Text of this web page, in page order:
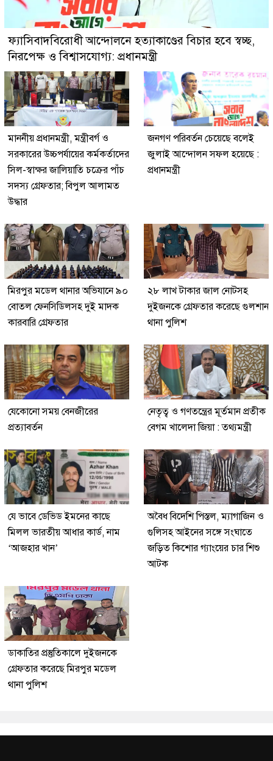
ফ্যাসিবাদবিরোধী আন্দোলনে হত্যাকাণ্ডের বিচার হবে স্বচ্ছ,
নিরপেক্ষ ও বিশ্বাসযোগ্য: প্রধানমন্ত্রী
মাননীয় প্রধানমন্ত্রী, মন্ত্রীবর্গ ও
সরকারের উচ্চপর্যায়ের কর্মকর্তাদের
সিল-স্বাক্ষর জালিয়াতি চক্রের পাঁচ
সদস্য গ্রেফতার; বিপুল আলামত
উদ্ধার
জনগণ পরিবর্তন চেয়েছে বলেই
জুলাই আন্দোলন সফল হয়েছে :
প্রধানমন্ত্রী
মিরপুর মডেল থানার অভিযানে ৯০
বোতল ফেনসিডিলসহ দুই মাদক
কারবারি গ্রেফতার
২৮ লাখ টাকার জাল নোটসহ
দুইজনকে গ্রেফতার করেছে গুলশান
থানা পুলিশ
যেকোনো সময় বেনজীরের
প্রত্যাবর্তন
নেতৃত্ব ও গণতন্ত্রের মূর্তমান প্রতীক
বেগম খালেদা জিয়া : তথ্যমন্ত্রী
যে ভাবে ডেভিড ইমনের কাছে
মিলল ভারতীয় আধার কার্ড, নাম
‘আজহার খান’
অবৈধ বিদেশি পিস্তল, ম্যাগাজিন ও
গুলিসহ আইনের সঙ্গে সংঘাতে
জড়িত কিশোর গ্যাংয়ের চার শিশু
আটক
ডাকাতির প্রস্তুতিকালে দুইজনকে
গ্রেফতার করেছে মিরপুর মডেল
থানা পুলিশ